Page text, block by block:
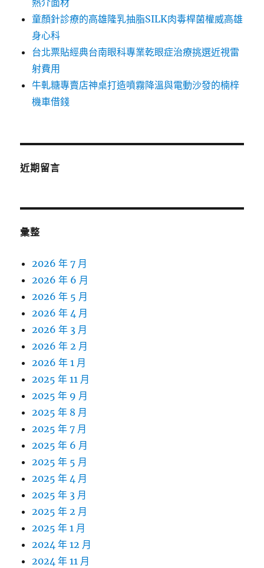
熱介面材
童顏針診療的高雄隆乳抽脂SILK肉毒桿菌權威高雄
身心科
台北票貼經典台南眼科專業乾眼症治療挑選近視雷
射費用
牛軋糖專賣店神桌打造噴霧降溫與電動沙發的楠梓
機車借錢
近期留言
彙整
2026 年 7 月
2026 年 6 月
2026 年 5 月
2026 年 4 月
2026 年 3 月
2026 年 2 月
2026 年 1 月
2025 年 11 月
2025 年 9 月
2025 年 8 月
2025 年 7 月
2025 年 6 月
2025 年 5 月
2025 年 4 月
2025 年 3 月
2025 年 2 月
2025 年 1 月
2024 年 12 月
2024 年 11 月